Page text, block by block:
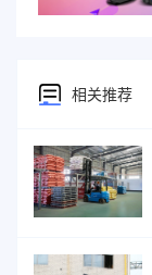
相关推荐